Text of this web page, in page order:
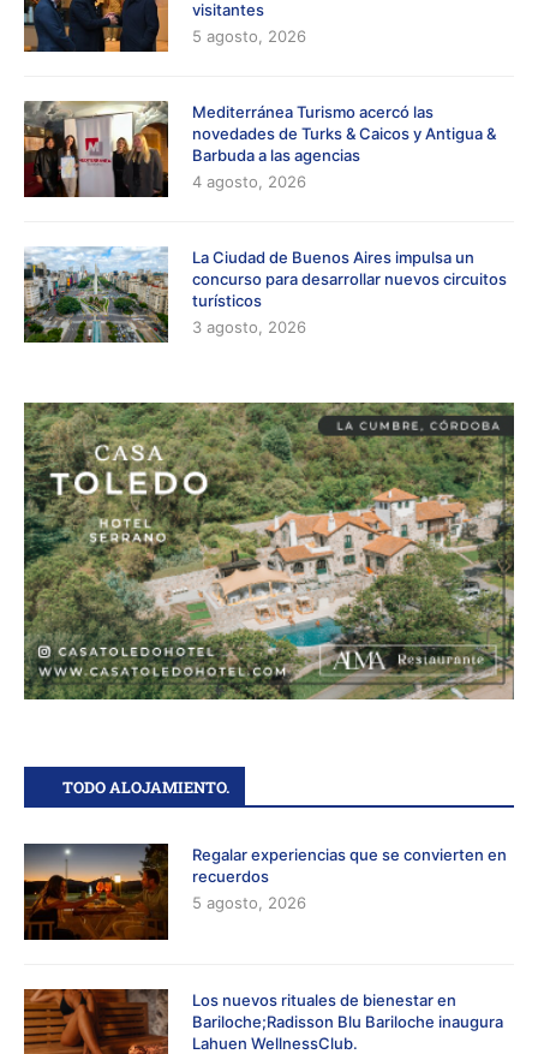
visitantes
5 agosto, 2026
Mediterránea Turismo acercó las
novedades de Turks & Caicos y Antigua &
Barbuda a las agencias
4 agosto, 2026
La Ciudad de Buenos Aires impulsa un
concurso para desarrollar nuevos circuitos
turísticos
3 agosto, 2026
TODO ALOJAMIENTO.
Regalar experiencias que se convierten en
recuerdos
5 agosto, 2026
Los nuevos rituales de bienestar en
Bariloche;Radisson Blu Bariloche inaugura
Lahuen WellnessClub.